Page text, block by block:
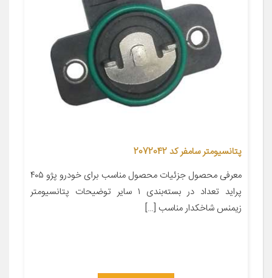
پتانسیومتر سامفر کد 2072042
معرفی محصول جزئیات محصول مناسب برای خودرو پژو ۴۰۵
پراید تعداد در بسته‌بندی ۱ سایر توضیحات پتانسیومتر
زیمنس شاخکدار مناسب […]